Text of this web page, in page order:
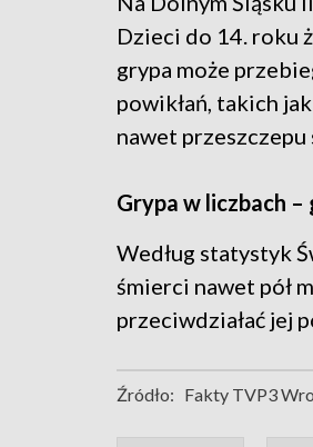
Dzieci do 14. roku
grypa może
powikłań, takich
nawet przeszczepu
Grypa w liczbach
Według statystyk
śmierci nawet pół
przeciwdziałać jej
Źródło: Fakty TVP3